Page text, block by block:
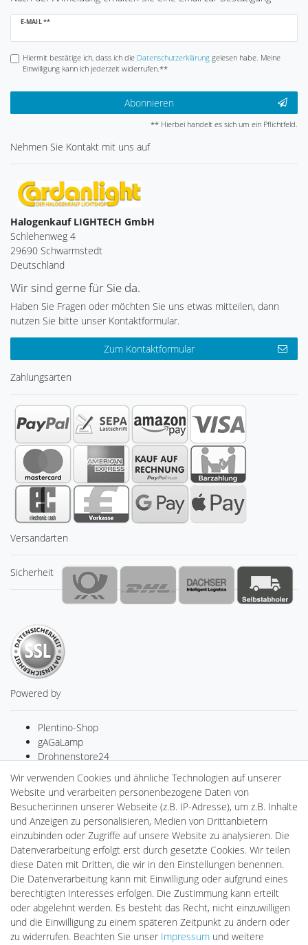
E-MAIL **
Newsletter
Hiermit bestätige ich, dass ich die Daten­schutz­erklärunggelesen habe. Meine
Einwilligung kann ich jederzeit widerrufen.**
Abonnieren
** Hierbei handelt es sich um ein Pflichtfeld.
Nehmen Sie Kontakt mit uns auf
Halogenkauf LIGHTECH GmbH
Schlehenweg 4
29690 Schwarmstedt
Deutschland
Wir sind gerne für Sie da.
Haben Sie Fragen oder möchten Sie uns etwas mitteilen, dann
nutzen Sie bitte unser Kontaktformular.
Zum Kontaktformular
Zahlungsarten
Versandarten
Sicherheit
Powered by
Plentino-Shop
gAGaLamp
Drohnenstore24
MeinUSB
Batteriespeicher
PlentiSolar
Gebrauchtlicht
Ledkauf
DEYESOLAR
Lightech Connect
CardanLight Europe
FORTIMO LEDs
LED-RETROSHOP
Wallbox24
Wir verwenden Cookies und ähnliche Technologien auf unserer
Website und verarbeiten personenbezogene Daten von
Besucher:innen unserer Webseite (z.B. IP-Adresse), um z.B. Inhalte
und Anzeigen zu personalisieren, Medien von Drittanbietern
einzubinden oder Zugriffe auf unsere Website zu analysieren. Die
Datenverarbeitung erfolgt erst durch gesetzte Cookies. Wir teilen
diese Daten mit Dritten, die wir in den Einstellungen benennen.
Die Datenverarbeitung kann mit Einwilligung oder aufgrund eines
berechtigten Interesses erfolgen. Die Zustimmung kann erteilt
oder abgelehnt werden. Es besteht das Recht, nicht einzuwilligen
und die Einwilligung zu einem späteren Zeitpunkt zu ändern oder
zu widerrufen. Beachten Sie unser Impressum und weitere